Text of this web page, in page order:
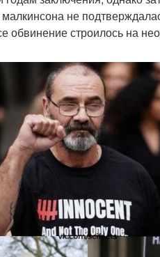
не
обвинение строилось на